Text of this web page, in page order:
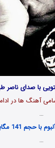
با صدای ناصر
آهنگ ها در
…
حجم 141 مگابایت
…